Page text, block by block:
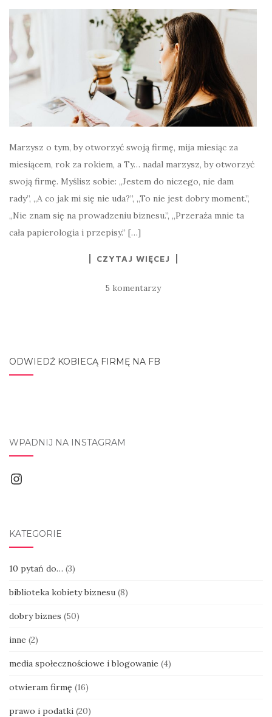
Marzysz o tym, by otworzyć swoją firmę, mija miesiąc za
miesiącem, rok za rokiem, a Ty… nadal marzysz, by otworzyć
swoją firmę. Myślisz sobie: „Jestem do niczego, nie dam
rady”, „A co jak mi się nie uda?”, „To nie jest dobry moment.”,
„Nie znam się na prowadzeniu biznesu.”, „Przeraża mnie ta
cała papierologia i przepisy.” […]
CZYTAJ WIĘCEJ
5 komentarzy
ODWIEDŹ KOBIECĄ FIRMĘ NA FB
WPADNIJ NA INSTAGRAM
Instagram
KATEGORIE
10 pytań do… (3)
biblioteka kobiety biznesu (8)
dobry biznes (50)
inne (2)
media społecznościowe i blogowanie (4)
otwieram firmę (16)
prawo i podatki (20)